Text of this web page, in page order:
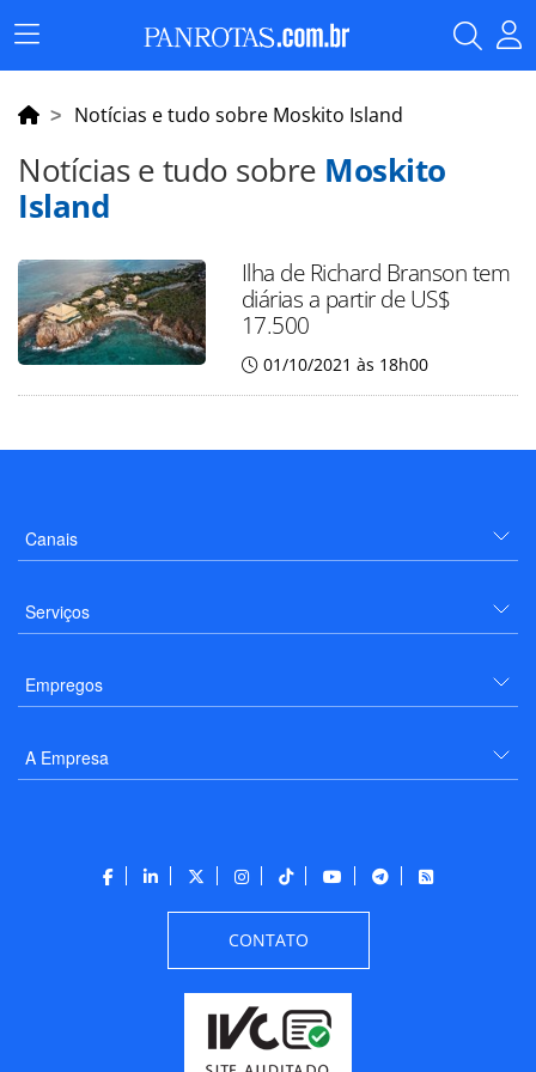
Menu
Principal
Notícias e tudo sobre Moskito Island
Notícias e tudo sobre Moskito
Island
Ilha de Richard Branson tem
diárias a partir de US$
17.500
01/10/2021 às 18h00
Canais
Serviços
Empregos
A Empresa
CONTATO